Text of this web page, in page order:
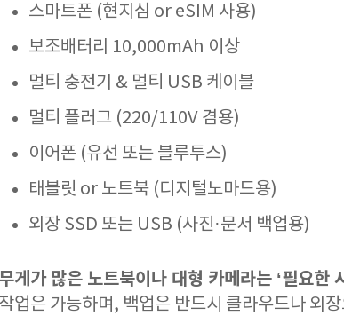
스마트폰 (현지심 or eSIM 사용)
보조배터리 10,000mAh 이상
멀티 충전기 & 멀티 USB 케이블
멀티 플러그 (220/110V 겸용)
이어폰 (유선 또는 블루투스)
태블릿 or 노트북 (디지털노마드용)
외장 SSD 또는 USB (사진·문서 백업용)
무게가 많은 노트북이나 대형 카메라는 ‘필요한
작업은 가능하며, 백업은 반드시 클라우드나 외